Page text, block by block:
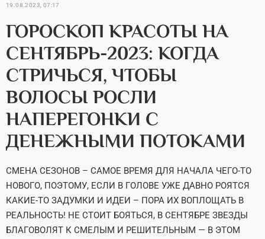
19.08.2023, 07:17
ГОРОСКОП КРАСОТЫ НА
СЕНТЯБРЬ-2023: КОГДА
СТРИЧЬСЯ, ЧТОБЫ
ВОЛОСЫ РОСЛИ
НАПЕРЕГОНКИ С
ДЕНЕЖНЫМИ ПОТОКАМИ
СМЕНА СЕЗОНОВ – САМОЕ ВРЕМЯ ДЛЯ НАЧАЛА ЧЕГО-ТО
НОВОГО, ПОЭТОМУ, ЕСЛИ В ГОЛОВЕ УЖЕ ДАВНО РОЯТСЯ
КАКИЕ-ТО ЗАДУМКИ И ИДЕИ – ПОРА ИХ ВОПЛОЩАТЬ В
РЕАЛЬНОСТЬ! НЕ СТОИТ БОЯТЬСЯ, В СЕНТЯБРЕ ЗВЕЗДЫ
БЛАГОВОЛЯТ К СМЕЛЫМ И РЕШИТЕЛЬНЫМ — В ЭТОМ